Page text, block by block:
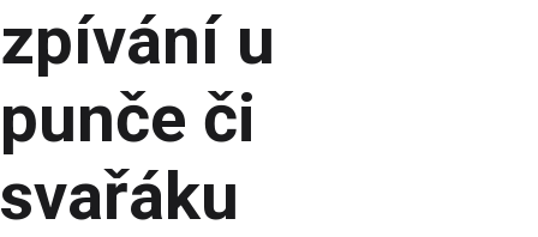
zpívání u
punče či
svařáku